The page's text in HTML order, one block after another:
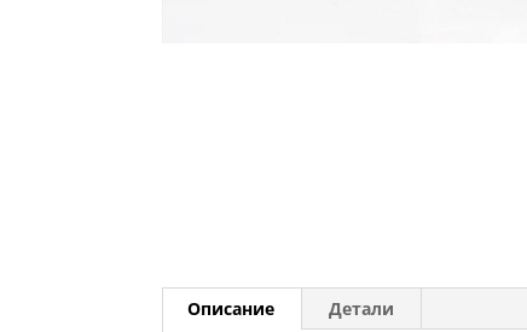
Описание Детали